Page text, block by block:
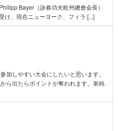
Bayer（詠春功夫欧州總會会長）
け、現在ニューヨーク、フィラ [...]
加しやすい大会にしたいと思います。
ら出たらポイントが奪われます。単純